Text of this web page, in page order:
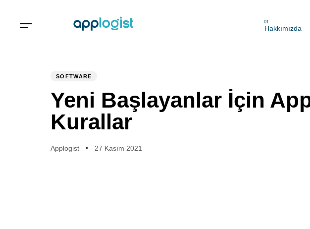
Hakkımızda
01
SOFTWARE
Yeni Başlayanlar İçin
Kurallar
Applogist 27 Kasım 2021